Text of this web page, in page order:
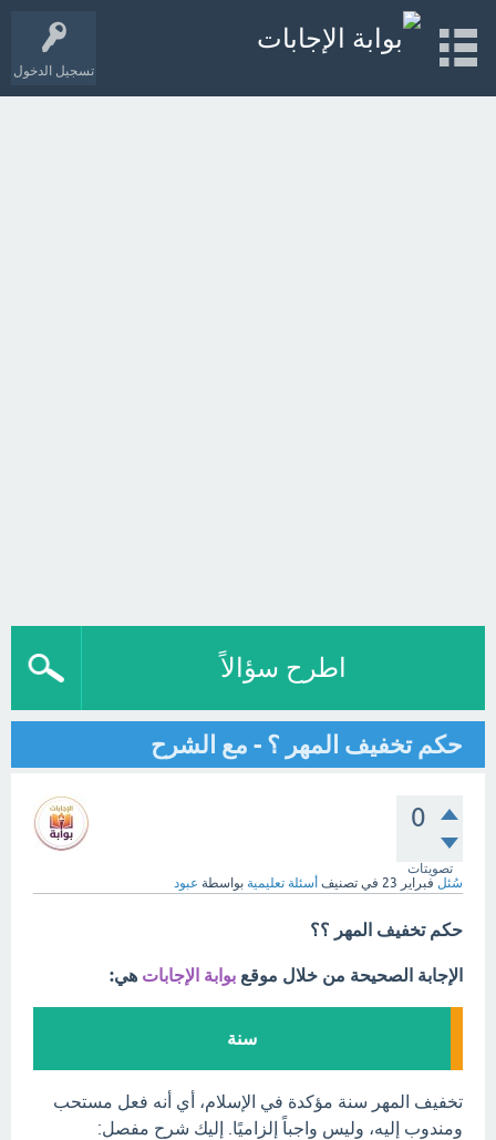
تسجيل الدخول
اطرح سؤالاً
حكم تخفيف المهر ؟ - مع الشرح
0
تصويتات
سُئل فبراير 23 في تصنيف أسئلة تعليمية بواسطة عبود
حكم تخفيف المهر ؟؟
الإجابة الصحيحة من خلال موقع بوابة الإجابات هي:
سنة
تخفيف المهر سنة مؤكدة في الإسلام، أي أنه فعل مستحب
ومندوب إليه، وليس واجباً إلزاميًا. إليك شرح مفصل: